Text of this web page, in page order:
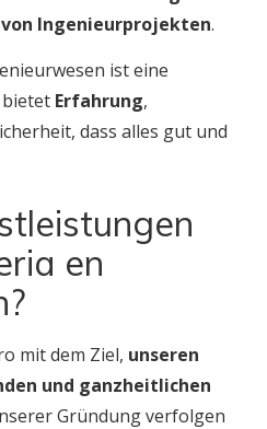
Ingenieurprojekten.
ist eine
Erfahrung,
dass alles gut und
en
mit dem Ziel, unseren
und ganzheitlichen
Gründung verfolgen